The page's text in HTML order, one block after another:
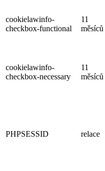
cookielawinfo-
checkbox-functional
11
měsíců
cookielawinfo-
checkbox-necessary
11
měsíců
PHPSESSID relace